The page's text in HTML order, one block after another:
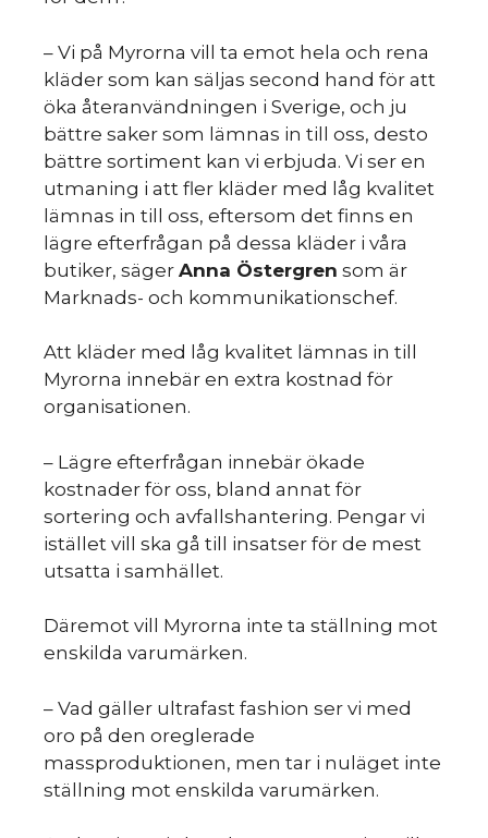
– Vi på Myrorna vill ta emot hela och rena
kläder som kan säljas second hand för att
öka återanvändningen i Sverige, och ju
bättre saker som lämnas in till oss, desto
bättre sortiment kan vi erbjuda. Vi ser en
utmaning i att fler kläder med låg kvalitet
lämnas in till oss, eftersom det finns en
lägre efterfrågan på dessa kläder i våra
butiker, säger Anna Östergren som är
Marknads- och kommunikationschef.
Att kläder med låg kvalitet lämnas in till
Myrorna innebär en extra kostnad för
organisationen.
– Lägre efterfrågan innebär ökade
kostnader för oss, bland annat för
sortering och avfallshantering. Pengar vi
istället vill ska gå till insatser för de mest
utsatta i samhället.
Däremot vill Myrorna inte ta ställning mot
enskilda varumärken.
– Vad gäller ultrafast fashion ser vi med
oro på den oreglerade
massproduktionen, men tar i nuläget inte
ställning mot enskilda varumärken.